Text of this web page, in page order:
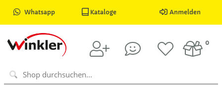
Whatsapp Kataloge Anmelden
0